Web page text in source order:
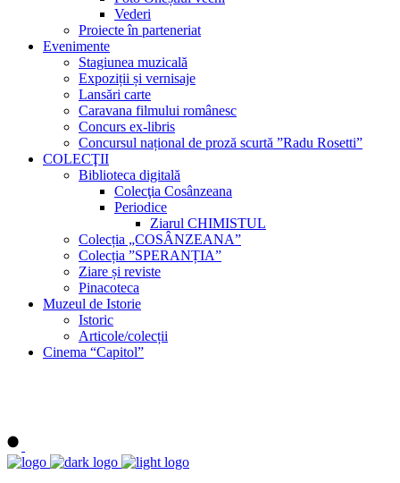
Vederi
Proiecte în parteneriat
Evenimente
Stagiunea muzicală
Expoziții și vernisaje
Lansări carte
Caravana filmului românesc
Concurs ex-libris
Concursul național de proză scurtă ”Radu Rosetti”
COLECŢII
Biblioteca digitală
Colecţia Cosânzeana
Periodice
Ziarul CHIMISTUL
Colecția „COSÂNZEANA”
Colecția ”SPERANȚIA”
Ziare și reviste
Pinacoteca
Muzeul de Istorie
Istoric
Articole/colecții
Cinema “Capitol”